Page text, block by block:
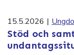
15.5.2026 |
Stöd och